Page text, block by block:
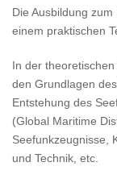
Die Ausbildung
einem praktischen
In der
den Grundlagen
Entstehung des
(Global Maritime
Seefunkzeugnisse,
und Technik, etc.